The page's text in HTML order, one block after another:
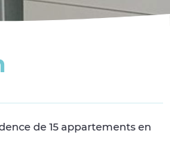
de 15 appartements en